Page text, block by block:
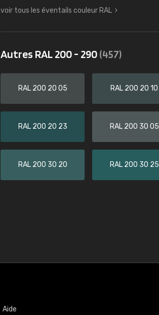
voir tous les éventails couleur RAL
Autres RAL 200 - 290(457)
RAL 200 20 05 RAL 200 20 10
RAL 200 20 23 RAL 200 30 05
RAL 200 30 20 RAL 200 30 25
Aide